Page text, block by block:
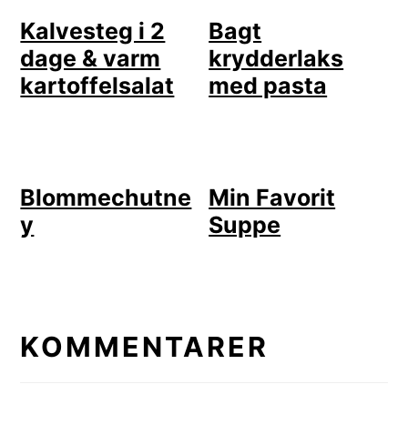
Kalvesteg i 2
dage & varm
kartoffelsalat
Bagt
krydderlaks
med pasta
Blommechutne
y
Min Favorit
Suppe
KOMMENTARER